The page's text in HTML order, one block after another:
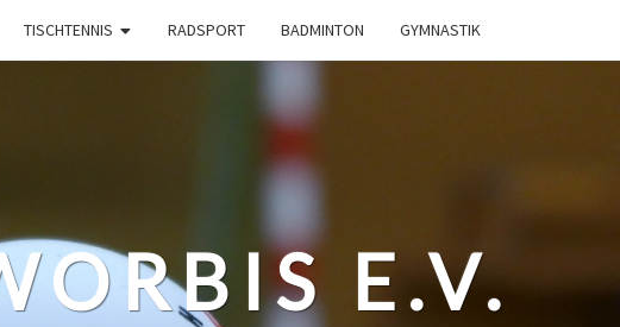
TISCHTENNIS RADSPORT BADMINTON GYMNASTIK
E.V.